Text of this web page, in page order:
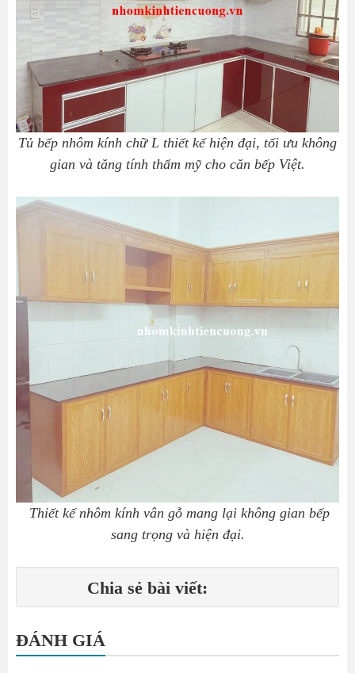
Tủ bếp nhôm kính chữ L thiết kế hiện đại, tối ưu không
gian và tăng tính thẩm mỹ cho căn bếp Việt.
Thiết kế nhôm kính vân gỗ mang lại không gian bếp
sang trọng và hiện đại.
Chia sẻ bài viết:
ĐÁNH GIÁ